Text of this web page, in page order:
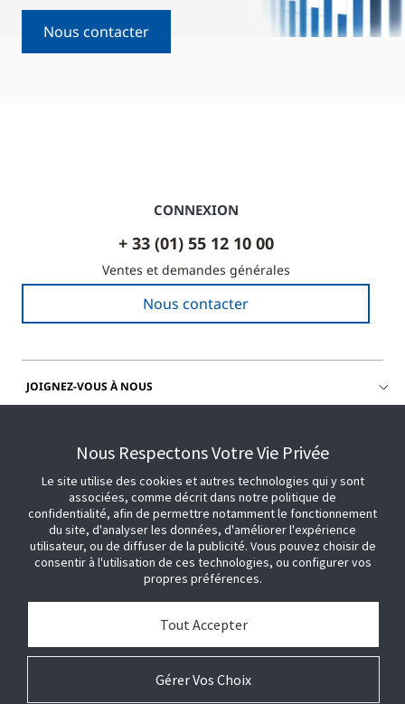
Nous contacter
CONNEXION
+ 33 (01) 55 12 10 00
Ventes et demandes générales
Nous contacter
JOIGNEZ-VOUS À NOUS
Nous Respectons Votre Vie Privée
Le site utilise des cookies et autres technologies qui y sont
associées, comme décrit dans notre politique de
confidentialité, afin de permettre notamment le fonctionnement
du site, d'analyser les données, d'améliorer l'expérience
utilisateur, ou de diffuser de la publicité. Vous pouvez choisir de
consentir à l'utilisation de ces technologies, ou configurer vos
propres préférences.
Gérer Vos Choix
Tout Accepter